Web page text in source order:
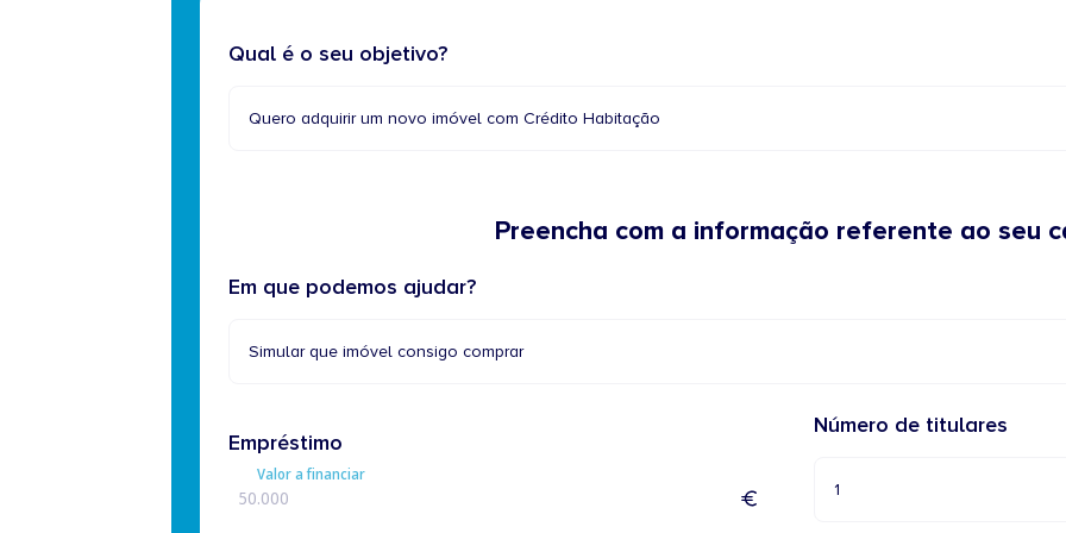
Qual é o seu objetivo?
Quero adquirir um novo imóvel com Crédito Habitação
Preencha com a informação referente ao seu
Em que podemos ajudar?
Simular que imóvel consigo comprar
Empréstimo
Valor a financiar
Número de titulares
1